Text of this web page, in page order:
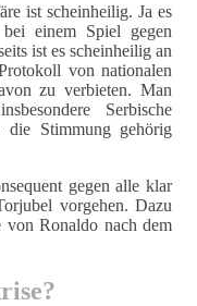
ist scheinheilig. Ja es
einem Spiel gegen
ist es scheinheilig an
von nationalen
zu verbieten. Man
Serbische
Stimmung gehörig
gegen alle klar
vorgehen. Dazu
von Ronaldo nach dem